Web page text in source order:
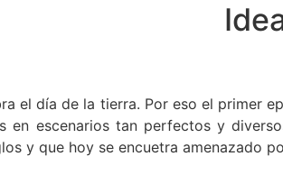
el día de la tierra. Por eso el primer
en escenarios tan perfectos y
y que hoy se encuetra amenazado